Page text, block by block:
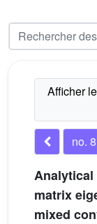
no. 8
matrix
mixed